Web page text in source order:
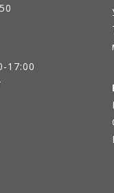
17:00